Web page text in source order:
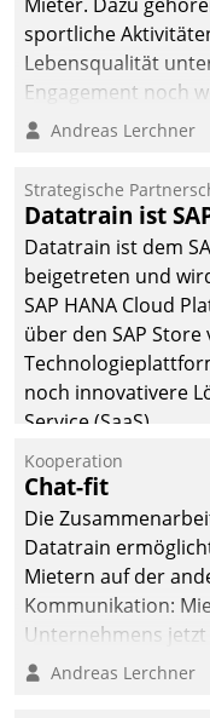
sportliche
Lebensqualität
Engagement noch
von Beschwerden –
und Beschwerde-
ein.
Andreas Lerchner
Strategische
Datatrain ist
Datatrain ist dem
beigetreten und
SAP HANA Cloud
über den SAP
noch innovativere
Service (SaaS).
Kooperation
Chat-fit
Die
Datatrain
Mietern auf der
Kommunikation:
Unternehmens
Mitarbeiter oder
Andreas Lerchner